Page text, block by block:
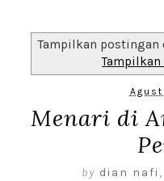
Tampilkan postingan
Menari di
by dian nafi ,